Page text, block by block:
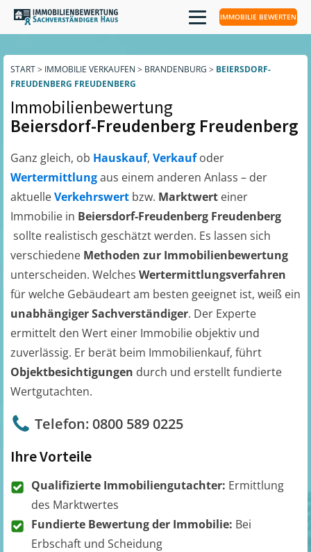
IMMOBILIE BEWERTEN
START> IMMOBILIE VERKAUFEN > BRANDENBURG > BEIERSDORF-
FREUDENBERG FREUDENBERG
Immobilienbewertung
Beiersdorf-Freudenberg Freudenberg
Ganz gleich, ob Hauskauf, Verkaufoder
Wertermittlungaus einem anderen Anlass – der
aktuelleVerkehrswert bzw. Marktwert einer
Immobilie in Beiersdorf-Freudenberg Freudenberg
sollte realistisch geschätzt werden. Es lassen sich
verschiedene Methoden zur Immobilienbewertung
unterscheiden. Welches Wertermittlungsverfahren
für welche Gebäudeart am besten geeignet ist, weiß ein
unabhängiger Sachverständiger. Der Experte
ermittelt den Wert einer Immobilie objektiv und
zuverlässig. Er berät beim Immobilienkauf, führt
Objektbesichtigungen durch und erstellt fundierte
Wertgutachten.
Telefon: 0800 589 0225
Ihre Vorteile
Qualifizierte Immobiliengutachter: Ermittlung
des Marktwertes
Fundierte Bewertung der Immobilie: Bei
Erbschaft und Scheidung